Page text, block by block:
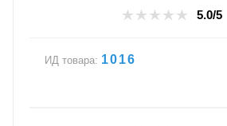
5.0/5
ИД товара: 1016